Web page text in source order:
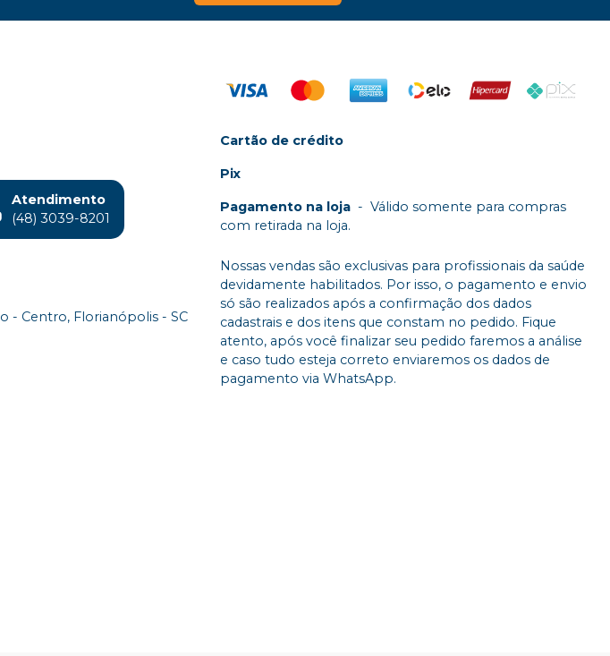
Atendimento
(48) 3039-8201
- Centro, Florianópolis - SC
Cartão de crédito
Pix
Pagamento na loja - Válido somente para compras
com retirada na loja.
Nossas vendas são exclusivas para profissionais da saúde
devidamente habilitados. Por isso, o pagamento e envio
só são realizados após a confirmação dos dados
cadastrais e dos itens que constam no pedido. Fique
atento, após você finalizar seu pedido faremos a análise
e caso tudo esteja correto enviaremos os dados de
pagamento via WhatsApp.